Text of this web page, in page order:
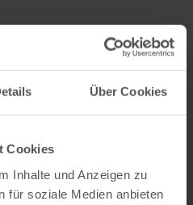
Über Cookies
Cookies
Inhalte und Anzeigen zu
für soziale Medien anbieten